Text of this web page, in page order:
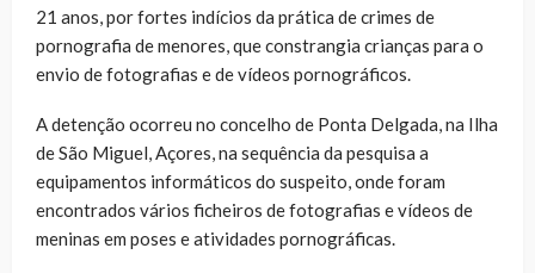
21 anos, por fortes indícios da prática de crimes de
pornografia de menores, que constrangia crianças para o
envio de fotografias e de vídeos pornográficos.
A detenção ocorreu no concelho de Ponta Delgada, na Ilha
de São Miguel, Açores, na sequência da pesquisa a
equipamentos informáticos do suspeito, onde foram
encontrados vários ficheiros de fotografias e vídeos de
meninas em poses e atividades pornográficas.